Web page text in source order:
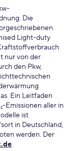
Die
Light-duty
nur von der
den Pkw,
Ein Leitfaden
Emissionen aller in
ist
in Deutschland,
werden. Der
.